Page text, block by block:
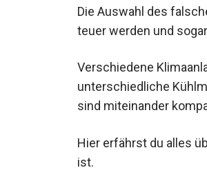
Die Auswahl des
teuer werden und
Verschiedene
unterschiedliche
sind miteinander
Hier erfährst du alles
ist.